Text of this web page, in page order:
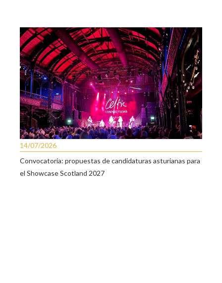
14/07/2026
Convocatoria: propuestas de candidaturas asturianas para
el Showcase Scotland 2027